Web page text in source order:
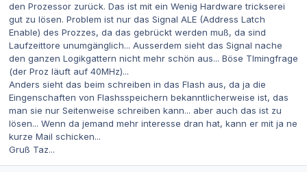
den Prozessor zurück. Das ist mit ein Wenig Hardware trickserei
gut zu lösen. Problem ist nur das Signal ALE (Address Latch
Enable) des Prozzes, da das gebrückt werden muß, da sind
Laufzeittore unumgänglich... Ausserdem sieht das Signal nache
den ganzen Logikgattern nicht mehr schön aus... Böse TImingfrage
(der Proz läuft auf 40MHz)...
Anders sieht das beim schreiben in das Flash aus, da ja die
Eingenschaften von Flashsspeichern bekanntlicherweise ist, das
man sie nur Seitenweise schreiben kann... aber auch das ist zu
lösen... Wenn da jemand mehr interesse dran hat, kann er mit ja ne
kurze Mail schicken...
Gruß Taz...